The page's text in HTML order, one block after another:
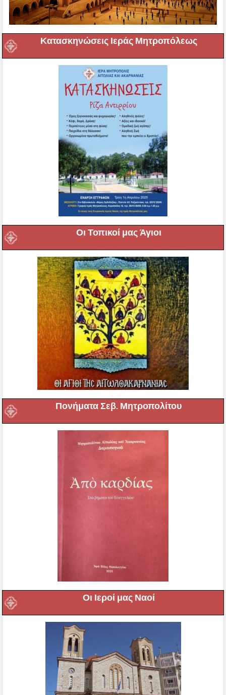
Κατασκηνώσεις Ιεράς Μητροπόλεως
Οι Τοπικοί μας Άγιοι
Πονήματα Σεβ. Μητροπολίτου
Οι Ιεροί μας Ναοί